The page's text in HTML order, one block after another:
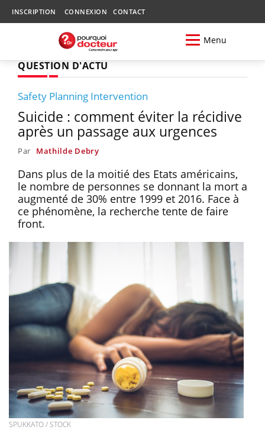
INSCRIPTION CONNEXION CONTACT
Menu
QUESTION D'ACTU
Safety Planning Intervention
Suicide : comment éviter la récidive
après un passage aux urgences
Par Mathilde Debry
Dans plus de la moitié des Etats américains,
le nombre de personnes se donnant la mort a
augmenté de 30% entre 1999 et 2016. Face à
ce phénomène, la recherche tente de faire
front.
SPUKKATO / STOCK